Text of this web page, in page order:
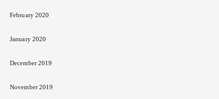
February 2020
January 2020
December 2019
November 2019